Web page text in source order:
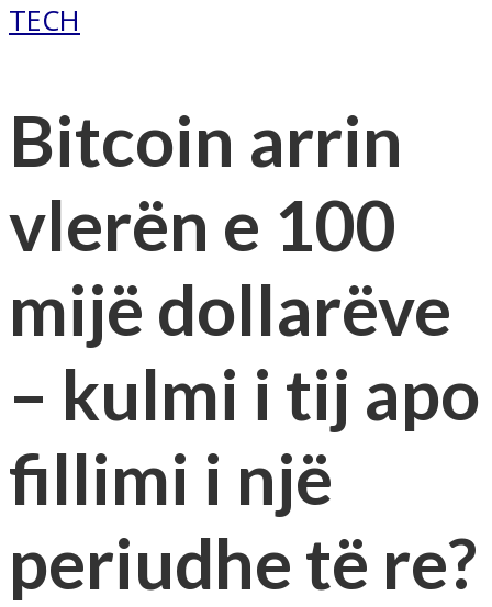
TECH
Bitcoin arrin
vlerën e 100
mijë dollarëve
– kulmi i tij apo
fillimi i një
periudhe të re?